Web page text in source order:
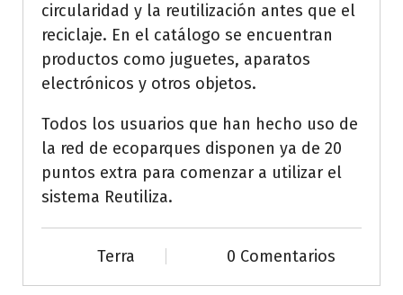
circularidad y la reutilización antes que el
reciclaje. En el catálogo se encuentran
productos como juguetes, aparatos
electrónicos y otros objetos.
Todos los usuarios que han hecho uso de
la red de ecoparques disponen ya de 20
puntos extra para comenzar a utilizar el
sistema Reutiliza.
Terra 0 Comentarios